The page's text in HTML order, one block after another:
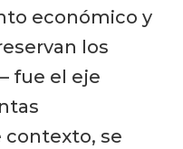
económico y
los
fue el eje
contexto, se